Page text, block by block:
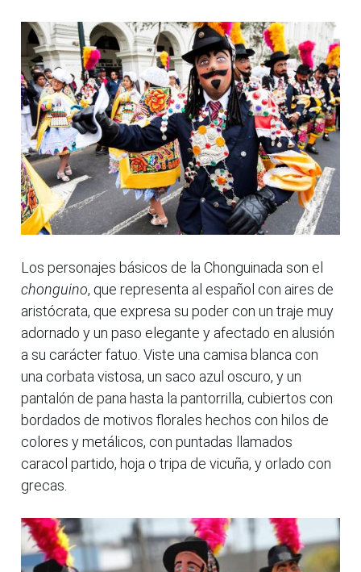
Los personajes básicos de la Chonguinada son el
chonguino, que representa al español con aires de
aristócrata, que expresa su poder con un traje muy
adornado y un paso elegante y afectado en alusión
a su carácter fatuo. Viste una camisa blanca con
una corbata vistosa, un saco azul oscuro, y un
pantalón de pana hasta la pantorrilla, cubiertos con
bordados de motivos florales hechos con hilos de
colores y metálicos, con puntadas llamados
caracol partido, hoja o tripa de vicuña, y orlado con
grecas.